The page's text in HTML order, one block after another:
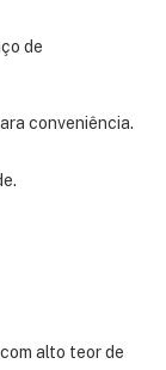
de
conveniência.
alto teor de